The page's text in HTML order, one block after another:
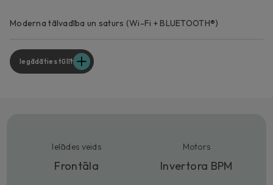
Moderna tālvadība un saturs (Wi-Fi + BLUETOOTH®)
Iegādāties tūlīt
Ielādes veids
Frontāla
Motors
Invertora BPM